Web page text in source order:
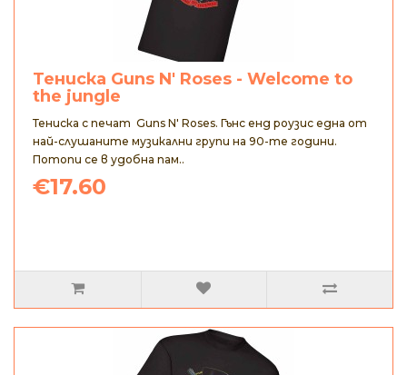
Тениска Guns N' Roses - Welcome to
the jungle
Тениска с печат Guns N' Roses. Гънс енд роузис една от
най-слушаните музикални групи на 90-те години.
Потопи се в удобна пам..
€17.60